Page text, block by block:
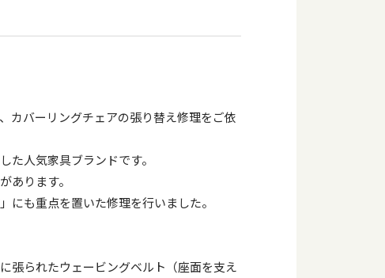
カバーリングチェアの張り替え修理をご依
た人気家具ブランドです。
あります。
も重点を置いた修理を行いました。
張られたウェービングベルト（座面を支え